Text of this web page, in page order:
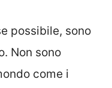
possibile, sono
Non sono
come i